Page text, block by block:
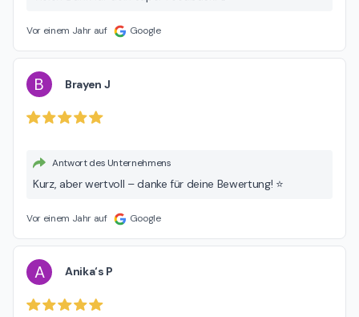
Vor einem Jahr auf Google
B Brayen J
Antwort des Unternehmens
Kurz, aber wertvoll – danke für deine Bewertung! ⭐
Vor einem Jahr auf Google
A Anika‘s P